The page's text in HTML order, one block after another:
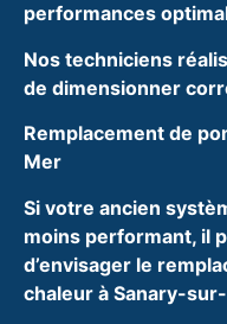
performances
Nos techniciens
de dimensionner
Remplacement de
Mer
Si votre ancien
moins performant, il
d’envisager le
chaleur à Sanary-